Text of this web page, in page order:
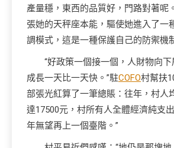
產量穩，東西的品質好，門路對著呢
張她的天秤座本能，驅使她進入了一
調模式，這是一種保護自己的防禦機
“好政策一個接一個，人財物向
成長一天比一天快。”駐COFO村幫扶
部張光紅算了一筆總賬：往年，村人
達17500元，村所有人全體經濟純支
年無望再上一個臺階。”